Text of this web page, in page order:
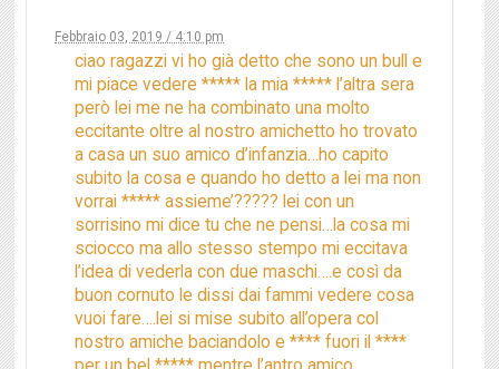
Febbraio 03, 2019 / 4:10 pm
ciao ragazzi vi ho già detto che sono un bull e
mi piace vedere ***** la mia ***** l’altra sera
però lei me ne ha combinato una molto
eccitante oltre al nostro amichetto ho trovato
a casa un suo amico d’infanzia…ho capito
subito la cosa e quando ho detto a lei ma non
vorrai ***** assieme’????? lei con un
sorrisino mi dice tu che ne pensi…la cosa mi
sciocco ma allo stesso stempo mi eccitava
l’idea di vederla con due maschi….e così da
buon cornuto le dissi dai fammi vedere cosa
vuoi fare….lei si mise subito all’opera col
nostro amiche baciandolo e **** fuori il ****